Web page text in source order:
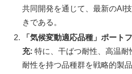
共同開発を通じて、最新のAI
きである。
「気候変動適応品種」ポート
充: 特に、干ばつ耐性、高温耐
耐性を持つ品種群を戦略的製